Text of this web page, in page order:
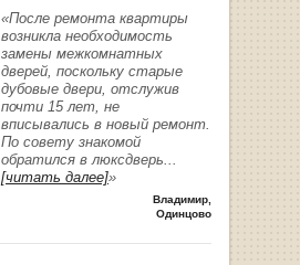
«После ремонта квартиры
возникла необходимость
замены межкомнатных
дверей, поскольку старые
дубовые двери, отслужив
почти 15 лет, не
вписывались в новый ремонт.
По совету знакомой
обратился в люксдверь...
[читать далее]»
Владимир,
Одинцово